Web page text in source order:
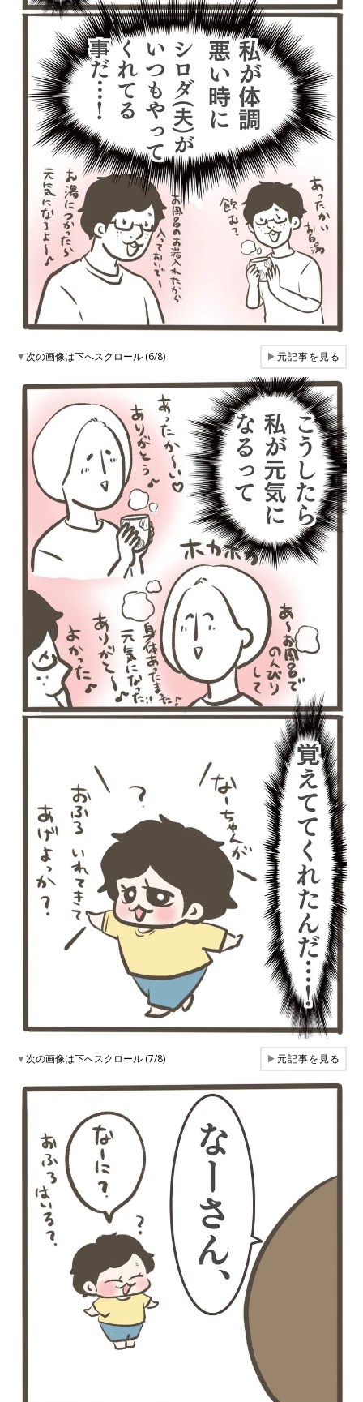
▼次の画像は下へスクロール (6/8) ▶元記事を見る
▼次の画像は下へスクロール (7/8) ▶元記事を見る